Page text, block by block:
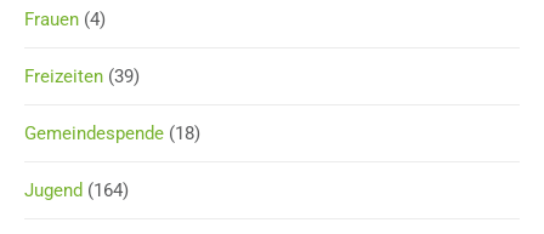
Frauen (4)
Freizeiten (39)
Gemeindespende (18)
Jugend (164)